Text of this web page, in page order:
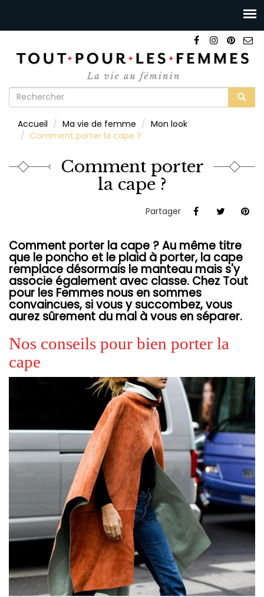
Formulaire
recherche
Accueil Ma vie de femme
Mon look
Comment porter la cape ?
Comment porter
la cape ?
Partager
Comment porter la cape ? Au même titre
que le poncho et le plaid à porter, la cape
remplace désormais le manteau mais s'y
associe également avec classe. Chez Tout
pour les Femmes nous en sommes
convaincues, si vous y succombez, vous
aurez sûrement du mal à vous en séparer.
Nos conseils pour bien porter la
cape